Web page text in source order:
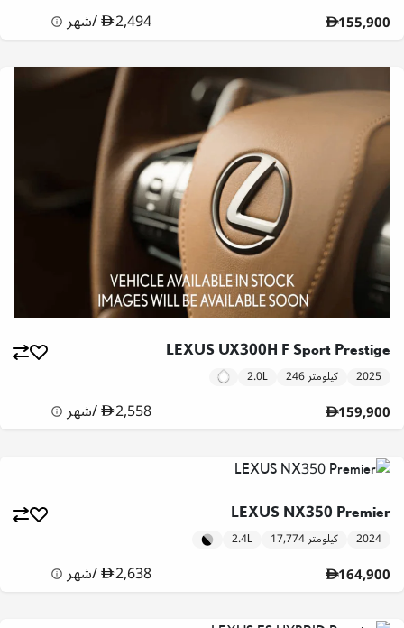
155,900
2,494
/شهر
LEXUS UX300H F Sport Prestige
2025 246 كيلومتر 2.0L
159,900
2,558
/شهر
LEXUS NX350 Premier
2024 17,774 كيلومتر 2.4L
164,900
2,638
/شهر